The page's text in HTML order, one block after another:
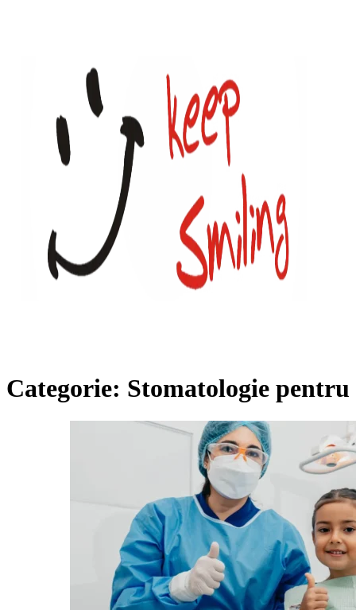
Categorie: Stomatologie